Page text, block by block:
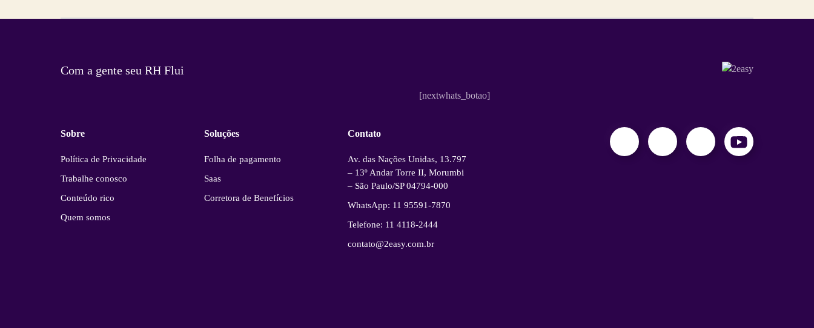
Com a gente seu RH Flui
[nextwhats_botao]
Sobre
Política de Privacidade
Trabalhe conosco
Conteúdo rico
Quem somos
Soluções
Folha de pagamento
Saas
Corretora de Benefícios
Contato
Av. das Nações Unidas, 13.797
– 13º Andar Torre II, Morumbi
– São Paulo/SP 04794-000
WhatsApp: 11 95591-7870
Telefone: 11 4118-2444
contato@2easy.com.br